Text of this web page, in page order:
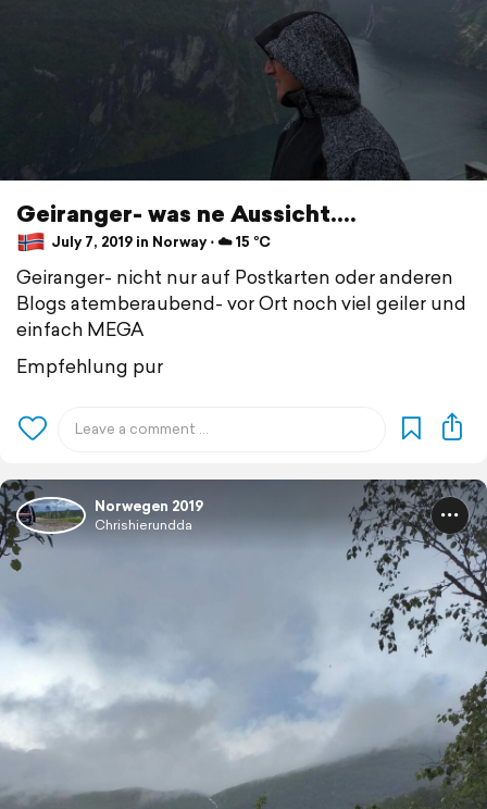
Geiranger- was ne Aussicht....
July 7, 2019 in Norway ⋅ ☁️ 15 °C
Geiranger- nicht nur auf Postkarten oder anderen
Blogs atemberaubend- vor Ort noch viel geiler und
einfach MEGA
Empfehlung pur
Norwegen 2019
Chrishierundda